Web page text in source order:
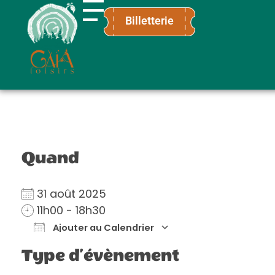
Billetterie
Quand
31 août 2025
11h00 - 18h30
Ajouter au Calendrier
Télécharger ICS
Type d’évènement